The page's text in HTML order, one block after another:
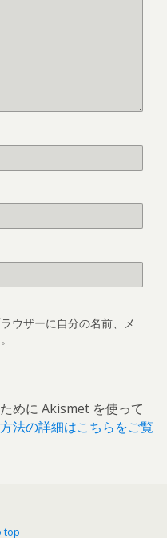
ウザーに自分の名前、メ
めに Akismet を使って
法の詳細はこちらをご覧
top